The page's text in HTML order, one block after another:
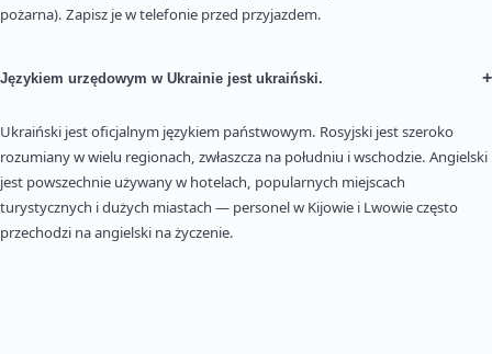
pożarna). Zapisz je w telefonie przed przyjazdem.
Językiem urzędowym w Ukrainie jest ukraiński. +
Ukraiński jest oficjalnym językiem państwowym. Rosyjski jest szeroko
rozumiany w wielu regionach, zwłaszcza na południu i wschodzie. Angielski
jest powszechnie używany w hotelach, popularnych miejscach
turystycznych i dużych miastach — personel w Kijowie i Lwowie często
przechodzi na angielski na życzenie.